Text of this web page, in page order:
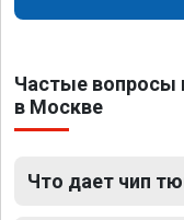
Частые вопросы
в Москве
Что дает чип